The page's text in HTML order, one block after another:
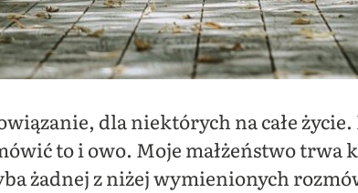
dla niektórych na całe życie.
to i owo. Moje małżeństwo trwa
żadnej z niżej wymienionych